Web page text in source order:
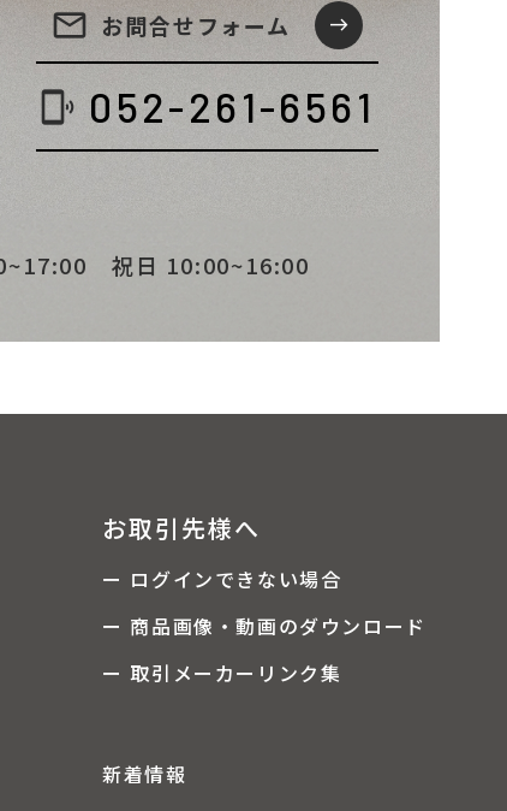
email お問合せフォーム east
phonelink_ring 052-261-6561
祝日 10:00~16:00
お取引先様へ
ー ログインできない場合
ー 商品画像・動画のダウンロード
ー 取引メーカーリンク集
新着情報